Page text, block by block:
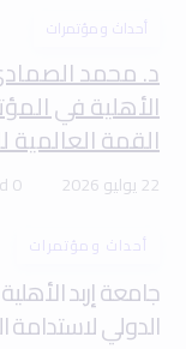
أحداث ومؤتمرات
د. محمد
الأهلية في
القمة العالمية
22 يوليو 2026 0 min read
أحداث ومؤتمرات
جامعة إربد
الدولي لاستدامة